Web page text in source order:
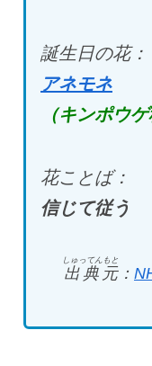
誕生日の花：
アネモネ
（キンポウゲ
花ことば：
信じて従う
出典元
しゅってんもと
：